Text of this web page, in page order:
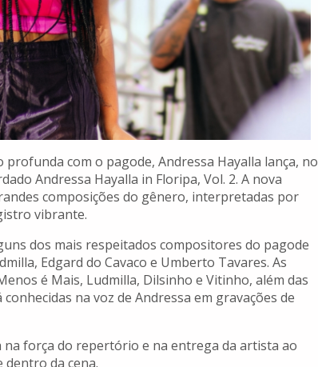
com o pagode, Andressa Hayalla lança, no
Andressa Hayalla in Floripa, Vol. 2. A nova
composições do gênero, interpretadas por
vibrante.
dos mais respeitados compositores do pagode
Edgard do Cavaco e Umberto Tavares. As
é Mais, Ludmilla, Dilsinho e Vitinho, além das
conhecidas na voz de Andressa em gravações de
na força do repertório e na entrega da artista ao
dentro da cena.